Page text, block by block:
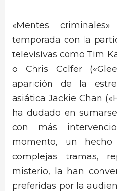
«Mentes
temporada con la
televisivas como Tim
o Chris Colfer
aparición de la
asiática Jackie Chan
ha dudado en
con más
momento, un
complejas tramas,
misterio, la han
preferidas por la